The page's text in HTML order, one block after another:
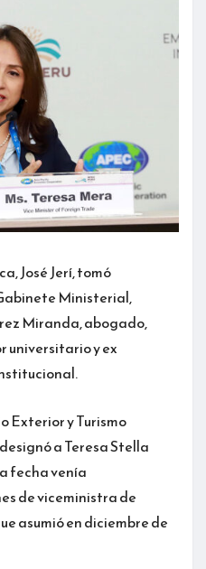
José Jerí, tomó
Ministerial,
Miranda, abogado,
universitario y ex
Exterior y Turismo
a Teresa Stella
fecha venía
de viceministra de
asumió en diciembre de